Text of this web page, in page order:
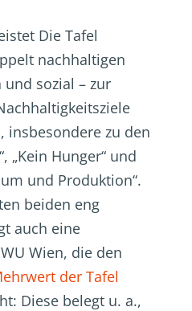
Die Tafel
nachhaltigen
sozial – zur
insbesondere zu den
„Kein Hunger“ und
und Produktion“.
beiden eng
auch eine
Wien, die den
der Tafel
Diese belegt u. a.,